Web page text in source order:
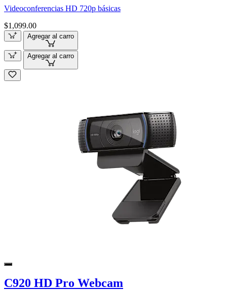
Videoconferencias HD 720p básicas
$1,099.00
Agregar al carro
Agregar al carro
C920 HD Pro Webcam